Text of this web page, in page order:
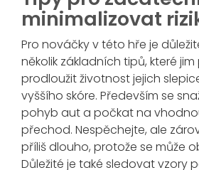
minimalizovat
Pro nováčky v této hře je
několik základních tipů, které
prodloužit životnost jejich
vyššího skóre. Především se
pohyb aut a počkat na
přechod. Nespěchejte, ale
příliš dlouho, protože se může
Důležité je také sledovat vzory